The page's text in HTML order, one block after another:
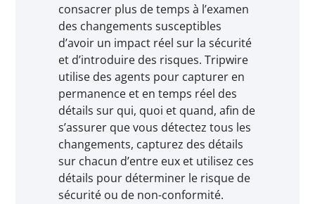
consacrer plus de temps à l’examen
des changements susceptibles
d’avoir un impact réel sur la sécurité
et d’introduire des risques. Tripwire
utilise des agents pour capturer en
permanence et en temps réel des
détails sur qui, quoi et quand, afin de
s’assurer que vous détectez tous les
changements, capturez des détails
sur chacun d’entre eux et utilisez ces
détails pour déterminer le risque de
sécurité ou de non-conformité.​